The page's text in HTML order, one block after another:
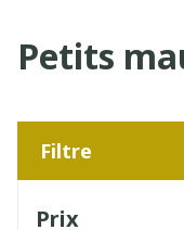
Petits
Filtre
Prix